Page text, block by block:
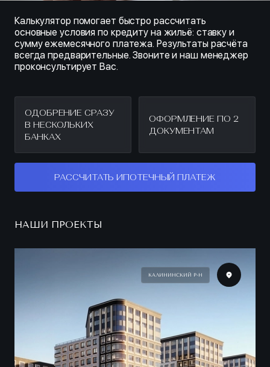
Калькулятор помогает быстро рассчитать
основные условия по кредиту на жильё: ставку и
сумму ежемесячного платежа. Результаты расчёта
всегда предварительные. Звоните и наш менеджер
проконсультирует Вас.
ОДОБРЕНИЕ СРАЗУ
В НЕСКОЛЬКИХ
БАНКАХ
ОФОРМЛЕНИЕ ПО 2
ДОКУМЕНТАМ
РАССЧИТАТЬ ИПОТЕЧНЫЙ ПЛАТЕЖ
НАШИ ПРОЕКТЫ
КАЛИНИНСКИЙ Р-Н